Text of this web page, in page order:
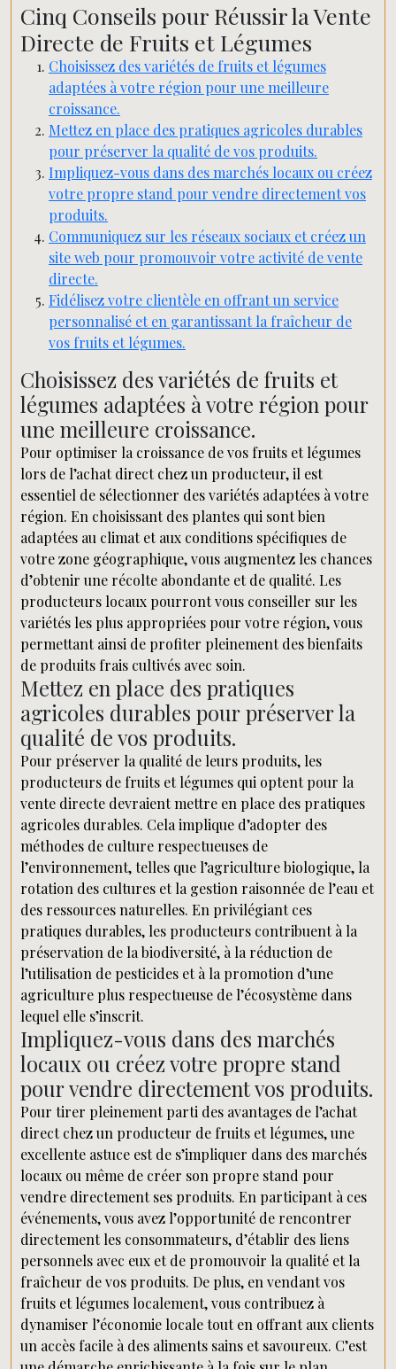
Cinq Conseils pour Réussir la Vente
Directe de Fruits et Légumes
Choisissez des variétés de fruits et légumes
adaptées à votre région pour une meilleure
croissance.
Mettez en place des pratiques agricoles durables
pour préserver la qualité de vos produits.
Impliquez-vous dans des marchés locaux ou créez
votre propre stand pour vendre directement vos
produits.
Communiquez sur les réseaux sociaux et créez un
site web pour promouvoir votre activité de vente
directe.
Fidélisez votre clientèle en offrant un service
personnalisé et en garantissant la fraîcheur de
vos fruits et légumes.
Choisissez des variétés de fruits et
légumes adaptées à votre région pour
une meilleure croissance.
Pour optimiser la croissance de vos fruits et légumes
lors de l’achat direct chez un producteur, il est
essentiel de sélectionner des variétés adaptées à votre
région. En choisissant des plantes qui sont bien
adaptées au climat et aux conditions spécifiques de
votre zone géographique, vous augmentez les chances
d’obtenir une récolte abondante et de qualité. Les
producteurs locaux pourront vous conseiller sur les
variétés les plus appropriées pour votre région, vous
permettant ainsi de profiter pleinement des bienfaits
de produits frais cultivés avec soin.
Mettez en place des pratiques
agricoles durables pour préserver la
qualité de vos produits.
Pour préserver la qualité de leurs produits, les
producteurs de fruits et légumes qui optent pour la
vente directe devraient mettre en place des pratiques
agricoles durables. Cela implique d’adopter des
méthodes de culture respectueuses de
l’environnement, telles que l’agriculture biologique, la
rotation des cultures et la gestion raisonnée de l’eau et
des ressources naturelles. En privilégiant ces
pratiques durables, les producteurs contribuent à la
préservation de la biodiversité, à la réduction de
l’utilisation de pesticides et à la promotion d’une
agriculture plus respectueuse de l’écosystème dans
lequel elle s’inscrit.
Impliquez-vous dans des marchés
locaux ou créez votre propre stand
pour vendre directement vos produits.
Pour tirer pleinement parti des avantages de l’achat
direct chez un producteur de fruits et légumes, une
excellente astuce est de s’impliquer dans des marchés
locaux ou même de créer son propre stand pour
vendre directement ses produits. En participant à ces
événements, vous avez l’opportunité de rencontrer
directement les consommateurs, d’établir des liens
personnels avec eux et de promouvoir la qualité et la
fraîcheur de vos produits. De plus, en vendant vos
fruits et légumes localement, vous contribuez à
dynamiser l’économie locale tout en offrant aux clients
un accès facile à des aliments sains et savoureux. C’est